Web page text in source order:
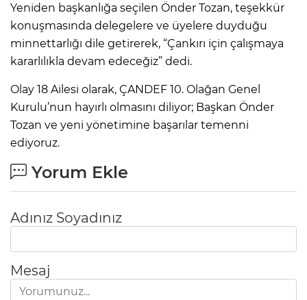
Yeniden başkanlığa seçilen Önder Tozan, teşekkür
konuşmasında delegelere ve üyelere duyduğu
minnettarlığı dile getirerek, “Çankırı için çalışmaya
kararlılıkla devam edeceğiz” dedi.
Olay 18 Ailesi olarak, ÇANDEF 10. Olağan Genel
Kurulu’nun hayırlı olmasını diliyor; Başkan Önder
Tozan ve yeni yönetimine başarılar temenni
ediyoruz.
Yorum Ekle
Adınız Soyadınız
Mesaj